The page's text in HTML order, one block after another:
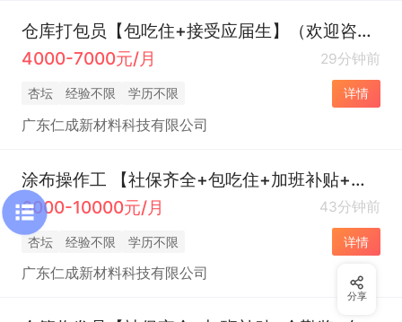
仓库打包员【包吃住+接受应届生】（欢迎咨询！）
4000-7000元/月
29分钟前
杏坛 经验不限 学历不限 详情
广东仁成新材料科技有限公司
涂布操作工 【社保齐全+包吃住+加班补贴+全勤奖+技能培训】（欢迎咨询！）
6000-10000元/月
43分钟前
杏坛 经验不限 学历不限 详情
广东仁成新材料科技有限公司
分享